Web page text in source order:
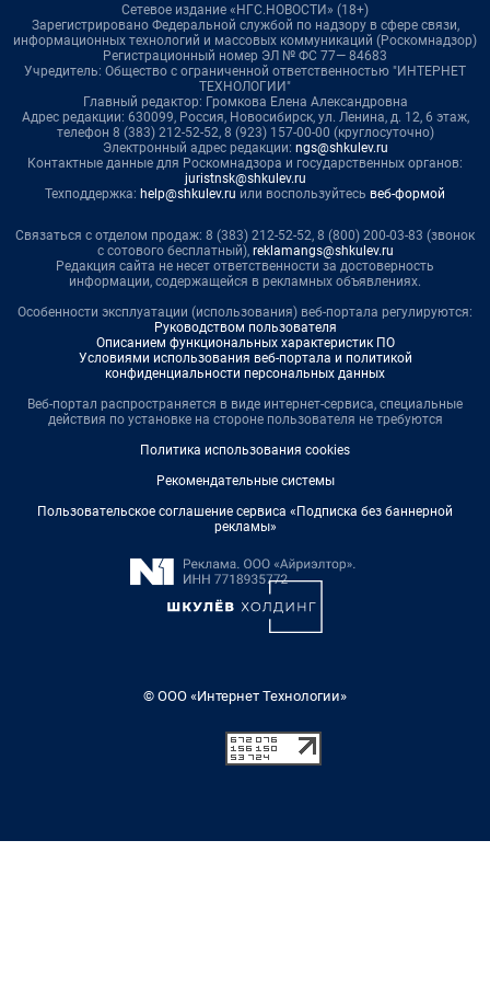
Сетевое издание «НГС.НОВОСТИ» (18+)
Зарегистрировано Федеральной службой по надзору в сфере связи,
информационных технологий и массовых коммуникаций (Роскомнадзор)
Регистрационный номер ЭЛ № ФС 77— 84683
Учредитель: Общество с ограниченной ответственностью "ИНТЕРНЕТ
ТЕХНОЛОГИИ"
Главный редактор: Громкова Елена Александровна
Адрес редакции: 630099, Россия, Новосибирск, ул. Ленина, д. 12, 6 этаж,
телефон 8 (383) 212-52-52, 8 (923) 157-00-00 (круглосуточно)
Электронный адрес редакции: ngs@shkulev.ru
Контактные данные для Роскомнадзора и государственных органов:
juristnsk@shkulev.ru
Техподдержка: help@shkulev.ru или воспользуйтесь веб-формой
Связаться с отделом продаж: 8 (383) 212-52-52, 8 (800) 200-03-83 (звонок
с сотового бесплатный), reklamangs@shkulev.ru
Редакция сайта не несет ответственности за достоверность
информации, содержащейся в рекламных объявлениях.
Особенности эксплуатации (использования) веб-портала регулируются:
Руководством пользователя
Описанием функциональных характеристик ПО
Условиями использования веб-портала и политикой
конфиденциальности персональных данных
Веб-портал распространяется в виде интернет-сервиса, специальные
действия по установке на стороне пользователя не требуются
Политика использования cookies
Рекомендательные системы
Пользовательское соглашение сервиса «Подписка без баннерной
рекламы»
© ООО «Интернет Технологии»